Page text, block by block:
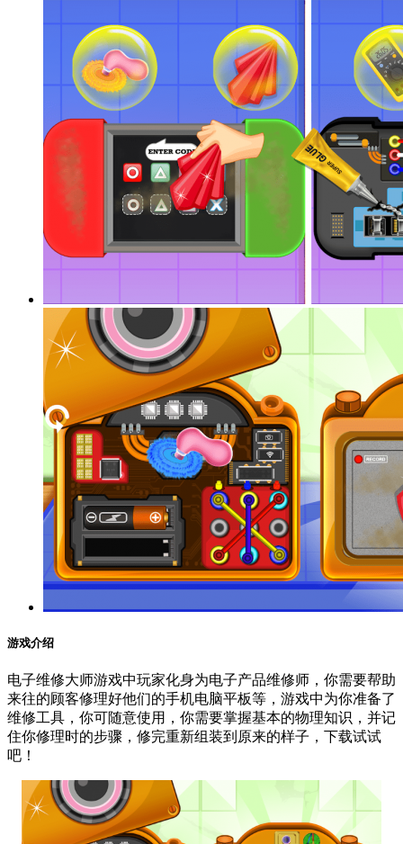
游戏介绍
电子维修大师游戏中玩家化身为电子产品维修师，你需要帮助
来往的顾客修理好他们的手机电脑平板等，游戏中为你准备了
维修工具，你可随意使用，你需要掌握基本的物理知识，并记
住你修理时的步骤，修完重新组装到原来的样子，下载试试
吧！